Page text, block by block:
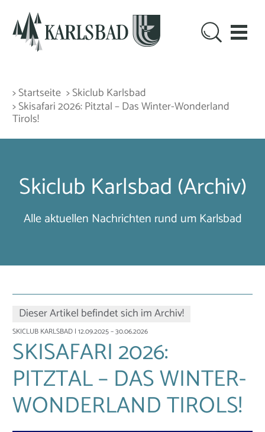
> Startseite > Skiclub Karlsbad
> Skisafari 2026: Pitztal – Das Winter-Wonderland
Tirols!
Skiclub Karlsbad (Archiv)
Alle aktuellen Nachrichten rund um Karlsbad
Dieser Artikel befindet sich im Archiv!
SKICLUB KARLSBAD | 12.09.2025 – 30.06.2026
SKISAFARI 2026:
PITZTAL – DAS WINTER-
WONDERLAND TIROLS!